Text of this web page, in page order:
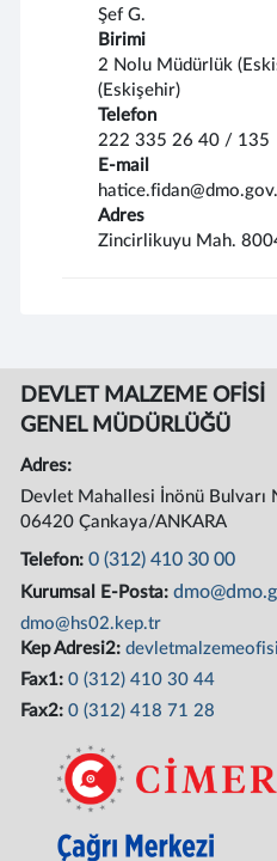
Şef G.
Birimi
2 Nolu Müdürlük
(Eskişehir)
Telefon
222 335 26 40 / 135
E-mail
Adres
Zincirlikuyu Mah.
DEVLET MALZEME OFİSİ
GENEL MÜDÜRLÜĞÜ
Adres:
Devlet Mahallesi İnönü Bulvarı
06420 Çankaya/ANKARA
Telefon:0 (312) 410 30 00
Kurumsal E-Posta:
dmo@hs02.kep.tr
Kep Adresi2:
Fax1:0 (312) 410 30 44
Fax2:0 (312) 418 71 28